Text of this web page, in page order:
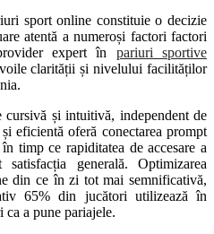
sport online constituie o decizie
atentă a numeroși factori factori
expert în pariuri sportive
clarității și nivelului facilităților
cursivă și intuitivă, independent de
eficientă oferă conectarea prompt
timp ce rapiditatea de accesare a
generală. Optimizarea
din ce în zi tot mai semnificativă,
65% din jucători utilizează în
ca a pune pariajele.